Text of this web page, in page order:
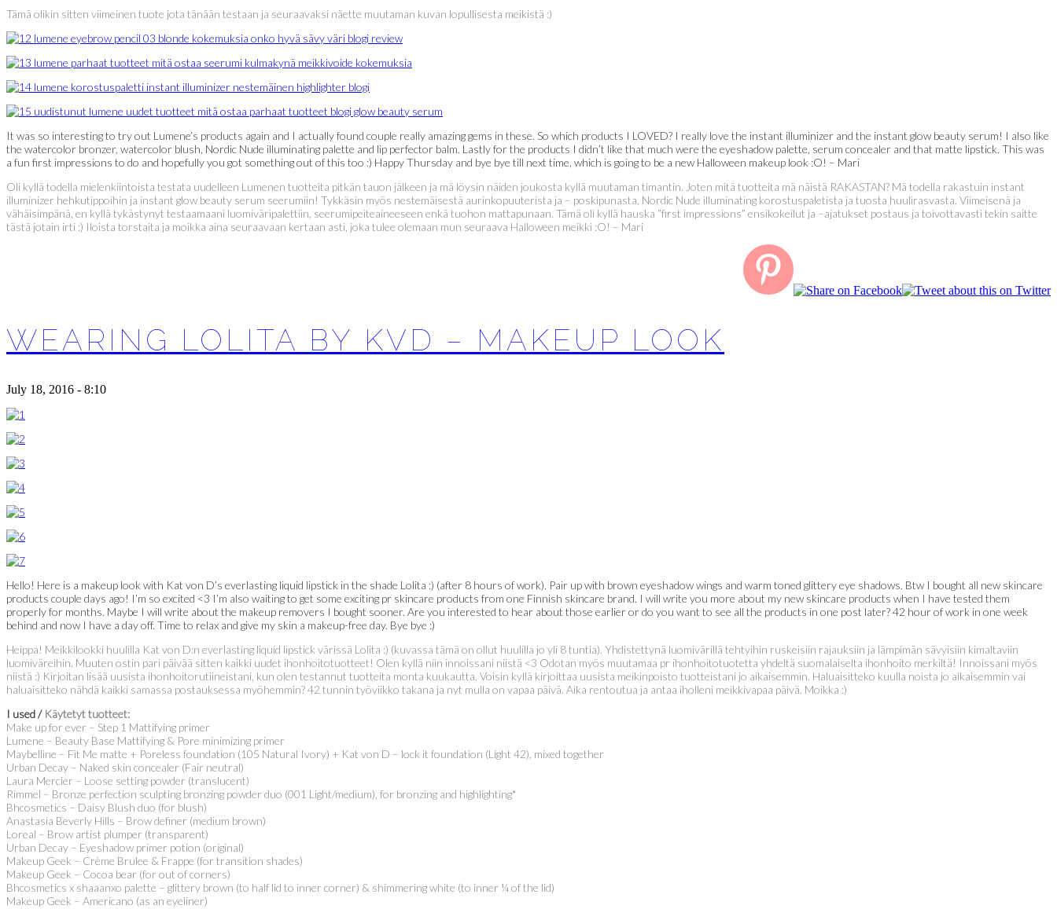
Tämä olikin sitten viimeinen tuote jota tänään testaan ja seuraavaksi näette muutaman kuvan lopullisesta meikistä :)
It was so interesting to try out Lumene’s products again and I actually found couple really amazing gems in these. So which products I LOVED? I really love the instant illuminizer and the instant glow beauty serum! I also like
the watercolor bronzer, watercolor blush, Nordic Nude illuminating palette and lip perfector balm. Lastly for the products I didn’t like that much were the eyeshadow palette, serum concealer and that matte lipstick. This was
a fun first impressions to do and hopefully you got something out of this too :) Happy Thursday and bye bye till next time, which is going to be a new Halloween makeup look :O! – Mari
Oli kyllä todella mielenkiintoista testata uudelleen Lumenen tuotteita pitkän tauon jälkeen ja mä löysin näiden joukosta kyllä muutaman timantin. Joten mitä tuotteita mä näistä RAKASTAN? Mä todella rakastuin instant
illuminizer hehkutippoihin ja instant glow beauty serum seerumiin! Tykkäsin myös nestemäisestä aurinkopuuterista ja – poskipunasta, Nordic Nude illuminating korostuspaletista ja tuosta huulirasvasta. Viimeisenä ja
vähäisimpänä, en kyllä tykästynyt testaamaani luomiväripalettiin, seerumipeiteaineeseen enkä tuohon mattapunaan. Tämä oli kyllä hauska ”first impressions” ensikokeilut ja –ajatukset postaus ja toivottavasti tekin saitte
tästä jotain irti :) Iloista torstaita ja moikka aina seuraavaan kertaan asti, joka tulee olemaan mun seuraava Halloween meikki :O! – Mari
WEARING LOLITA BY KVD – MAKEUP LOOK
July 18, 2016 - 8:10
Hello! Here is a makeup look with Kat von D’s everlasting liquid lipstick in the shade Lolita :) (after 8 hours of work). Pair up with brown eyeshadow wings and warm toned glittery eye shadows. Btw I bought all new skincare
products couple days ago! I’m so excited <3 I’m also waiting to get some exciting pr skincare products from one Finnish skincare brand. I will write you more about my new skincare products when I have tested them
properly for months. Maybe I will write about the makeup removers I bought sooner. Are you interested to hear about those earlier or do you want to see all the products in one post later? 42 hour of work in one week
behind and now I have a day off. Time to relax and give my skin a makeup-free day. Bye bye :)
Heippa! Meikkilookki huulilla Kat von D:n everlasting liquid lipstick värissä Lolita :) (kuvassa tämä on ollut huulilla jo yli 8 tuntia). Yhdistettynä luomivärillä tehtyihin ruskeisiin rajauksiin ja lämpimän sävyisiin kimaltaviin
luomiväreihin. Muuten ostin pari päivää sitten kaikki uudet ihonhoitotuotteet! Olen kyllä niin innoissani niistä <3 Odotan myös muutamaa pr ihonhoitotuotetta yhdeltä suomalaiselta ihonhoito merkiltä! Innoissani myös
niistä :) Kirjoitan lisää uusista ihonhoitorutiineistani, kun olen testannut tuotteita monta kuukautta. Voisin kyllä kirjoittaa uusista meikinpoisto tuotteistani jo aikaisemmin. Haluaisitteko kuulla noista jo aikaisemmin vai
haluaisitteko nähdä kaikki samassa postauksessa myöhemmin? 42 tunnin työviikko takana ja nyt mulla on vapaa päivä. Aika rentoutua ja antaa iholleni meikkivapaa päivä. Moikka :)
I used / Käytetyt tuotteet:
Make up for ever – Step 1 Mattifying primer
Lumene – Beauty Base Mattifying & Pore minimizing primer
Maybelline – Fit Me matte + Poreless foundation (105 Natural Ivory) + Kat von D – lock it foundation (Light 42), mixed together
Urban Decay – Naked skin concealer (Fair neutral)
Laura Mercier – Loose setting powder (translucent)
Rimmel – Bronze perfection sculpting bronzing powder duo (001 Light/medium), for bronzing and highlighting*
Bhcosmetics – Daisy Blush duo (for blush)
Anastasia Beverly Hills – Brow definer (medium brown)
Loreal – Brow artist plumper (transparent)
Urban Decay – Eyeshadow primer potion (original)
Makeup Geek – Crème Brulee & Frappe (for transition shades)
Makeup Geek – Cocoa bear (for out of corners)
Bhcosmetics x shaaanxo palette – glittery brown (to half lid to inner corner) & shimmering white (to inner ¼ of the lid)
Makeup Geek – Americano (as an eyeliner)